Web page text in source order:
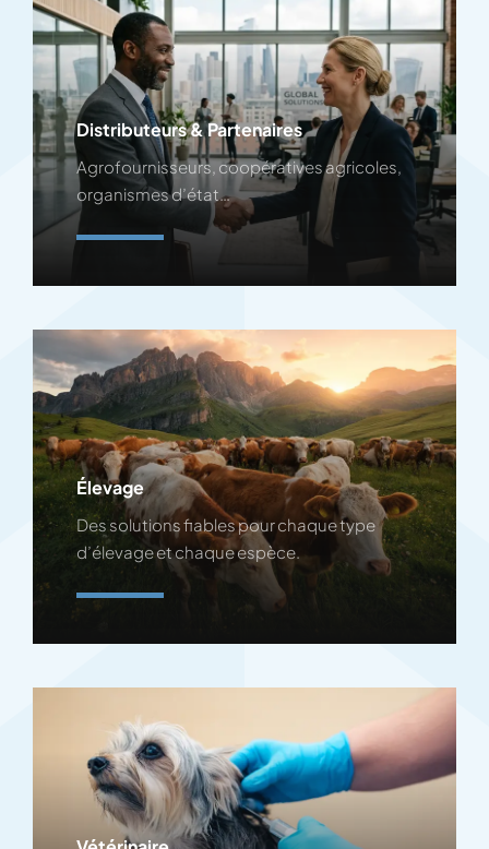
Distributeurs & Partenaires
Agrofournisseurs, coopératives agricoles,
organismes d’état…
En Savoir Plus
Élevage
Des solutions fiables pour chaque type
d’élevage et chaque espèce.
En Savoir Plus